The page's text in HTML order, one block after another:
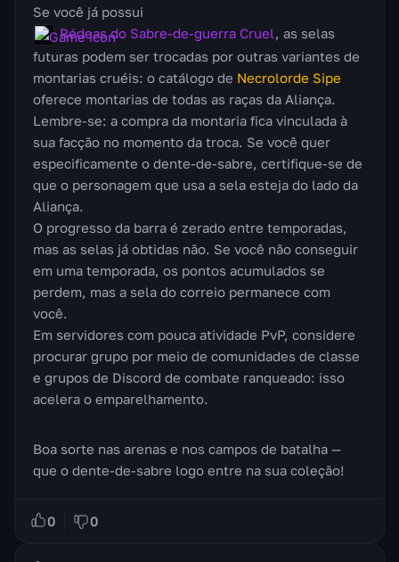
Se você já possui
Rédeas do Sabre-de-guerra Cruel, as selas
futuras podem ser trocadas por outras variantes de
montarias cruéis: o catálogo de Necrolorde Sipe
oferece montarias de todas as raças da Aliança.
Lembre-se: a compra da montaria fica vinculada à
sua facção no momento da troca. Se você quer
especificamente o dente-de-sabre, certifique-se de
que o personagem que usa a sela esteja do lado da
Aliança.
O progresso da barra é zerado entre temporadas,
mas as selas já obtidas não. Se você não conseguir
em uma temporada, os pontos acumulados se
perdem, mas a sela do correio permanece com
você.
Em servidores com pouca atividade PvP, considere
procurar grupo por meio de comunidades de classe
e grupos de Discord de combate ranqueado: isso
acelera o emparelhamento.
Boa sorte nas arenas e nos campos de batalha —
que o dente-de-sabre logo entre na sua coleção!
0 0